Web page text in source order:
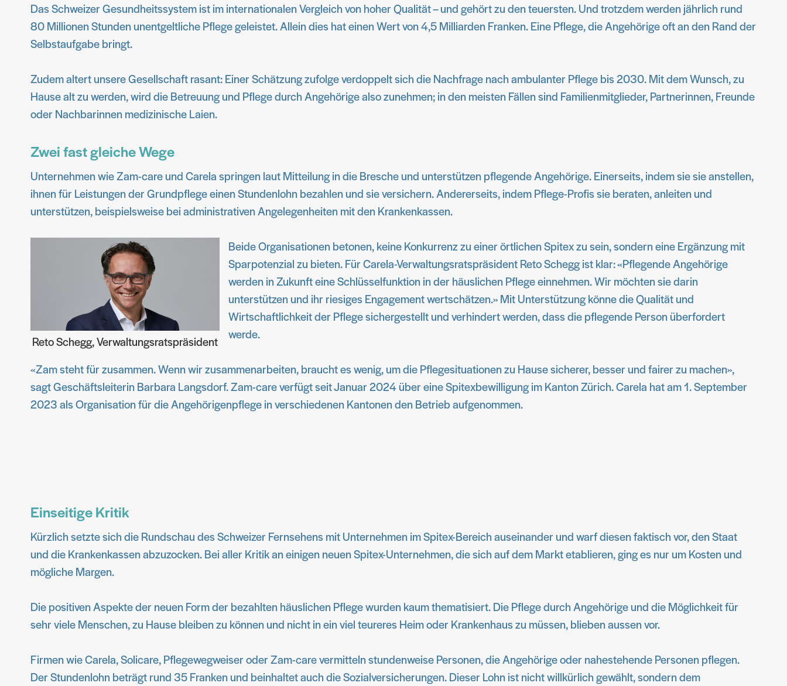
Das Schweizer Gesundheitssystem ist im internationalen Vergleich von hoher Qualität – und gehört zu den teuersten. Und trotzdem werden jährlich rund
80 Millionen Stunden unentgeltliche Pflege geleistet. Allein dies hat einen Wert von 4,5 Milliarden Franken. Eine Pflege, die Angehörige oft an den Rand der
Selbstaufgabe bringt.
Zudem altert unsere Gesellschaft rasant: Einer Schätzung zufolge verdoppelt sich die Nachfrage nach ambulanter Pflege bis 2030. Mit dem Wunsch, zu
Hause alt zu werden, wird die Betreuung und Pflege durch Angehörige also zunehmen; in den meisten Fällen sind Familienmitglieder, Partnerinnen, Freunde
oder Nachbarinnen medizinische Laien.
Zwei fast gleiche Wege
Unternehmen wie Zam-care und Carela springen laut Mitteilung in die Bresche und unterstützen pflegende Angehörige. Einerseits, indem sie sie anstellen,
ihnen für Leistungen der Grundpflege einen Stundenlohn bezahlen und sie versichern. Andererseits, indem Pflege-Profis sie beraten, anleiten und
unterstützen, beispielsweise bei administrativen Angelegenheiten mit den Krankenkassen.
Reto Schegg, Verwaltungsratspräsident
Beide Organisationen betonen, keine Konkurrenz zu einer örtlichen Spitex zu sein, sondern eine Ergänzung mit
Sparpotenzial zu bieten. Für Carela-Verwaltungsratspräsident Reto Schegg ist klar: «Pflegende Angehörige
werden in Zukunft eine Schlüsselfunktion in der häuslichen Pflege einnehmen. Wir möchten sie darin
unterstützen und ihr riesiges Engagement wertschätzen.» Mit Unterstützung könne die Qualität und
Wirtschaftlichkeit der Pflege sichergestellt und verhindert werden, dass die pflegende Person überfordert
werde.
«Zam steht für zusammen. Wenn wir zusammenarbeiten, braucht es wenig, um die Pflegesituationen zu Hause sicherer, besser und fairer zu machen»,
sagt Geschäftsleiterin Barbara Langsdorf. Zam-care verfügt seit Januar 2024 über eine Spitexbewilligung im Kanton Zürich. Carela hat am 1. September
2023 als Organisation für die Angehörigenpflege in verschiedenen Kantonen den Betrieb aufgenommen.
Einseitige Kritik
Kürzlich setzte sich die Rundschau des Schweizer Fernsehens mit Unternehmen im Spitex-Bereich auseinander und warf diesen faktisch vor, den Staat
und die Krankenkassen abzuzocken. Bei aller Kritik an einigen neuen Spitex-Unternehmen, die sich auf dem Markt etablieren, ging es nur um Kosten und
mögliche Margen.
Die positiven Aspekte der neuen Form der bezahlten häuslichen Pflege wurden kaum thematisiert. Die Pflege durch Angehörige und die Möglichkeit für
sehr viele Menschen, zu Hause bleiben zu können und nicht in ein viel teureres Heim oder Krankenhaus zu müssen, blieben aussen vor.
Firmen wie Carela, Solicare, Pflegewegweiser oder Zam-care vermitteln stundenweise Personen, die Angehörige oder nahestehende Personen pflegen.
Der Stundenlohn beträgt rund 35 Franken und beinhaltet auch die Sozialversicherungen. Dieser Lohn ist nicht willkürlich gewählt, sondern dem